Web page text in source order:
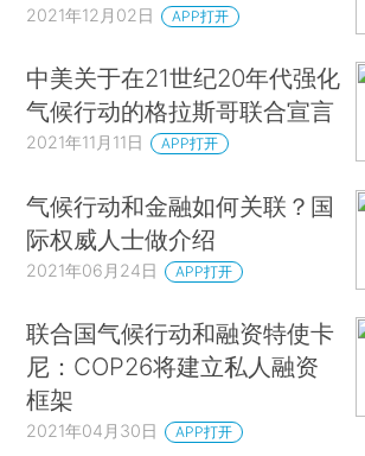
2021年12月02日 APP打开
中美关于在21世纪20年代强化
气候行动的格拉斯哥联合宣言
2021年11月11日 APP打开
气候行动和金融如何关联？国
际权威人士做介绍
2021年06月24日 APP打开
联合国气候行动和融资特使卡
尼：COP26将建立私人融资
框架
2021年04月30日 APP打开